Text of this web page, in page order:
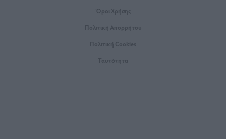
Όροι Xρήσης
Πολιτική Απορρήτου
Πολιτική Cookies
Ταυτότητα